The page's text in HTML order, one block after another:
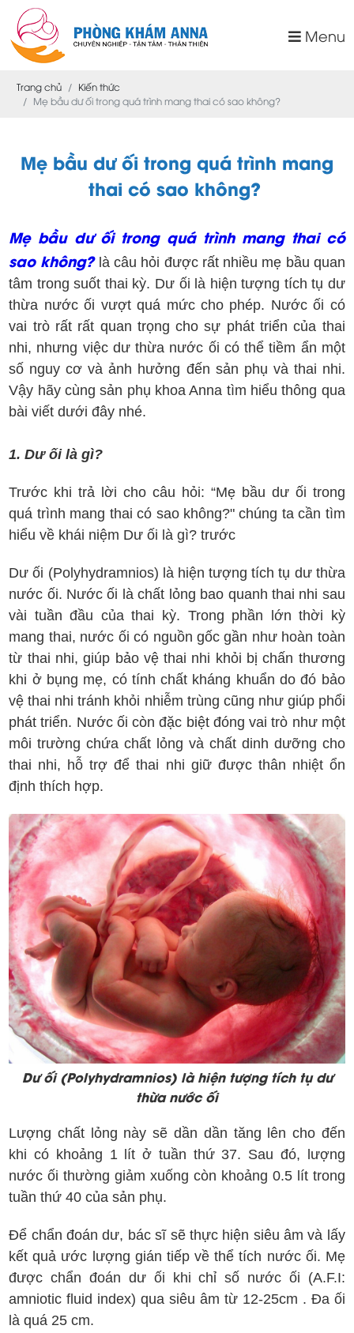
Menu
Trang chủ
Kiến thức
Mẹ bầu dư ối trong quá trình mang thai có sao không?
Mẹ bầu dư ối trong quá trình mang
thai có sao không?
Mẹ bầu dư ối trong quá trình mang thai có
sao không?là câu hỏi được rất nhiều mẹ bầu quan
tâm trong suốt thai kỳ. Dư ối là hiện tượng tích tụ dư
thừa nước ối vượt quá mức cho phép. Nước ối có
vai trò rất rất quan trọng cho sự phát triển của thai
nhi, nhưng việc dư thừa nước ối có thể tiềm ẩn một
số nguy cơ và ảnh hưởng đến sản phụ và thai nhi.
Vậy hãy cùng sản phụ khoa Anna tìm hiểu thông qua
bài viết dưới đây nhé.
1. Dư ối là gì?
Trước khi trả lời cho câu hỏi: “Mẹ bầu dư ối trong
quá trình mang thai có sao không?" chúng ta cần tìm
hiểu về khái niệm Dư ối là gì? trước
Dư ối (Polyhydramnios) là hiện tượng tích tụ dư thừa
nước ối. Nước ối là chất lỏng bao quanh thai nhi sau
vài tuần đầu của thai kỳ. Trong phần lớn thời kỳ
mang thai, nước ối có nguồn gốc gần như hoàn toàn
từ thai nhi, giúp bảo vệ thai nhi khỏi bị chấn thương
khi ở bụng mẹ, có tính chất kháng khuẩn do đó bảo
vệ thai nhi tránh khỏi nhiễm trùng cũng như giúp phổi
phát triển. Nước ối còn đặc biệt đóng vai trò như một
môi trường chứa chất lỏng và chất dinh dưỡng cho
thai nhi, hỗ trợ để thai nhi giữ được thân nhiệt ổn
định thích hợp.
Dư ối (Polyhydramnios) là hiện tượng tích tụ dư
thừa nước ối
Lượng chất lỏng này sẽ dần dần tăng lên cho đến
khi có khoảng 1 lít ở tuần thứ 37. Sau đó, lượng
nước ối thường giảm xuống còn khoảng 0.5 lít trong
tuần thứ 40 của sản phụ.
Để chẩn đoán dư, bác sĩ sẽ thực hiện siêu âm và lấy
kết quả ước lượng gián tiếp về thể tích nước ối. Mẹ
được chẩn đoán dư ối khi chỉ số nước ối (A.F.I:
amniotic fluid index) qua siêu âm từ 12-25cm . Đa ối
là quá 25 cm.